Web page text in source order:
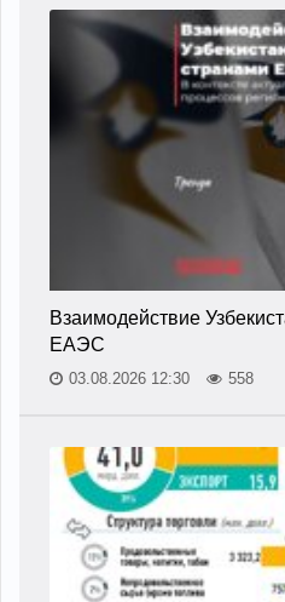
Взаимодействие
ЕАЭС
03.08.2026 12:30 558